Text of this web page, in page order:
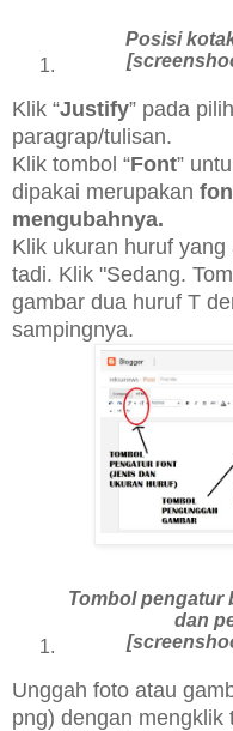
Posisi
Klik “Justify” pada
paragrap/tulisan.
Klik tombol “Font”
dipakai merupakan
mengubahnya.
Klik ukuran huruf
tadi. Klik "Sedang.
gambar dua huruf T
sampingnya.
Tombol pengatur
dan
Unggah foto atau
png) dengan mengklik